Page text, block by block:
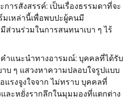
ารสังสรรค์: เป็นเรื่องธรรมดาที่จะ
มเหล่านี้เพื่อพบปะผู้คนมี
วนร่วมในการสนทนาเบา ๆ ไร้
ำแนะนำทางอารมณ์: บุคคลที่ได้รับ
บ ๆ แสวงหาความปลอบใจรูปแบบ
รงจูงใจจาก ไม่ทราบ บุคคลที่
ละหยั่งรากลึกในมุมมองที่แตกต่าง